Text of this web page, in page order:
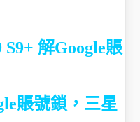
解Google賬
賬號鎖，三星